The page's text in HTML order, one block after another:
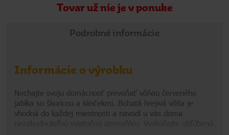
Tovar už nie je v ponuke
Podrobné informácie
Informácie o výrobku
Nechajte svoju domácnosť prevoňať vôňou červeného
jablka so škoricou a klinčekmi. Bohatá hrejivá vôňa je
vhodná do každej miestnosti a navodí u vás doma
nezabudnuteľnú sviatočnú atmosféru. Vyskúšajte obľúbenú